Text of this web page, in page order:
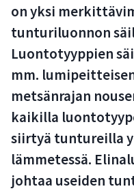
on yksi
tunturiluonnon
Luontotyyppien
mm.
metsänrajan
kaikilla
siirtyä tuntureilla
lämmetessä.
johtaa useiden